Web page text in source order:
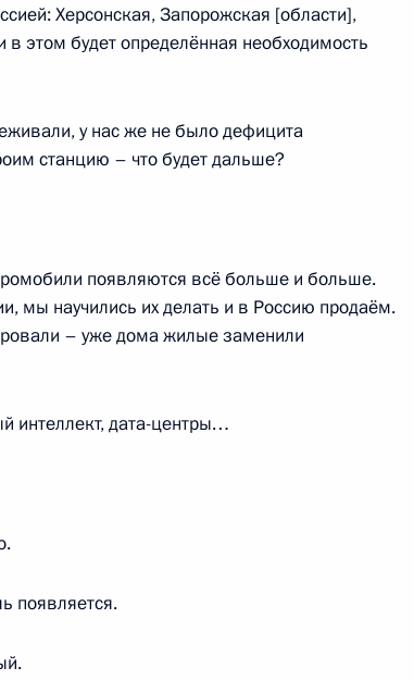
Безопасности
Правительства Маратом
ДНР, ЛНР,
Херсонская, Запорожская [области],
этом будет определённая необходимость
у нас же не было дефицита
станцию – что будет дальше?
появляются всё больше и больше.
мы научились их делать и в Россию продаём.
– уже дома жилые заменили
интеллект, дата-центры…
появляется.